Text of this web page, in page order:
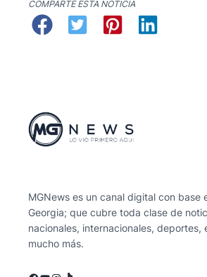
COMPARTE ESTA NOTICIA
MGNews es un canal digital con base
Georgia; que cubre toda clase de
nacionales, internacionales, deportes,
mucho más.